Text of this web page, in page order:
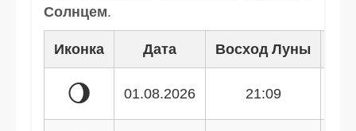
Солнцем.
Иконка Дата Восход Луны
🌖 01.08.2026 21:09